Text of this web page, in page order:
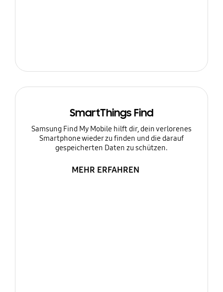
SmartThings Find
Samsung Find My Mobile hilft dir, dein verlorenes
Smartphone wieder zu finden und die darauf
gespeicherten Daten zu schützen.
MEHR ERFAHREN